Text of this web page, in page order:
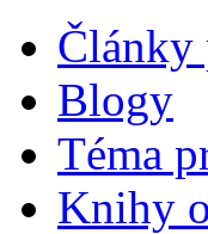
Články
Blogy
Téma
Knihy